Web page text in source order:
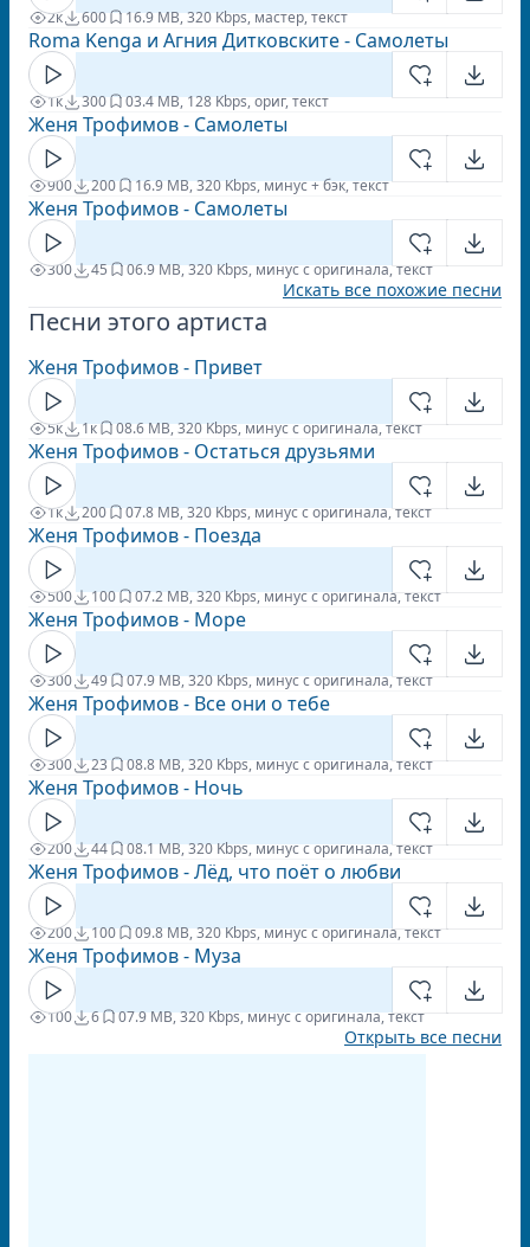
2к 600 16.9 MB, 320 Kbps, мастер, текст
Roma Kenga и Агния Дитковските - Самолеты
1к 300 03.4 MB, 128 Kbps, ориг, текст
Женя Трофимов - Самолеты
900 200 16.9 MB, 320 Kbps, минус + бэк, текст
Женя Трофимов - Самолеты
300 45 06.9 MB, 320 Kbps, минус с оригинала, текст
Искать все похожие песни
Песни этого артиста
Женя Трофимов - Привет
5к 1к 08.6 MB, 320 Kbps, минус с оригинала, текст
Женя Трофимов - Остаться друзьями
1к 200 07.8 MB, 320 Kbps, минус с оригинала, текст
Женя Трофимов - Поезда
500 100 07.2 MB, 320 Kbps, минус с оригинала, текст
Женя Трофимов - Море
300 49 07.9 MB, 320 Kbps, минус с оригинала, текст
Женя Трофимов - Все они о тебе
300 23 08.8 MB, 320 Kbps, минус с оригинала, текст
Женя Трофимов - Ночь
200 44 08.1 MB, 320 Kbps, минус с оригинала, текст
Женя Трофимов - Лёд, что поёт о любви
200 100 09.8 MB, 320 Kbps, минус с оригинала, текст
Женя Трофимов - Муза
100 6 07.9 MB, 320 Kbps, минус с оригинала, текст
Открыть все песни